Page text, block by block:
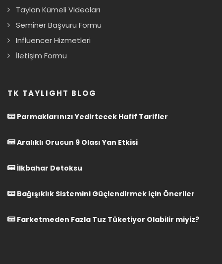
Taylan Kümeli Videoları
Seminer Başvuru Formu
Influencer Hizmetleri
İletişim Formu
TK TAYLIGHT BLOG
Parmaklarınızı Yedirtecek Hafif Tarifler
Aralıklı Orucun 9 Olası Yan Etkisi
İlkbahar Detoksu
Bağışıklık Sistemini Güçlendirmek için Öneriler
Farketmeden Fazla Tuz Tüketiyor Olabilir miyiz?